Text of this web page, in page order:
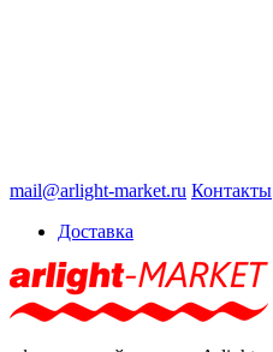
mail@arlight-market.ru Контакты
Доставка